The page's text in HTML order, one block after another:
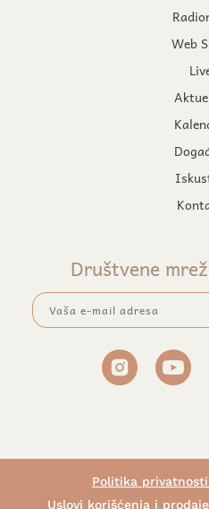
Web
Društvene
Politika privatnosti
Uslovi korišćenja i prodaje